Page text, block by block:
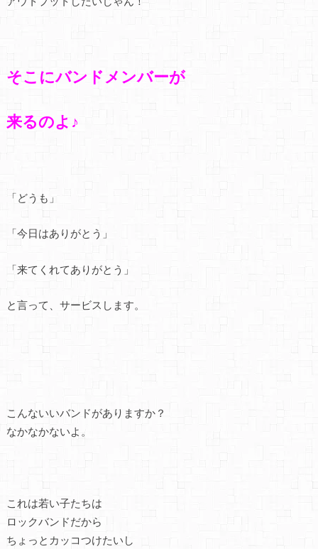
そこにバンドメンバーが
来るのよ♪
「どうも」
「今日はありがとう」
「来てくれてありがとう」
と言って、サービスします。
こんないいバンドがありますか？
なかなかないよ。
これは若い子たちは
ロックバンドだから
ちょっとカッコつけたいし